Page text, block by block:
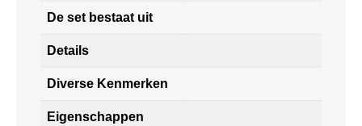
De set bestaat uit
Details
Diverse Kenmerken
Eigenschappen